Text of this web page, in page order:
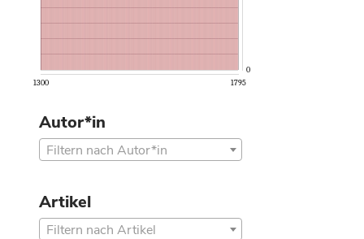
1300 1795
0
Autor*in
Filtern nach Autor*in
Artikel
Filtern nach Artikel